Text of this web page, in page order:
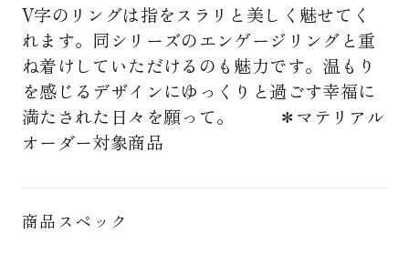
V字のリングは指をスラリと美しく魅せてく
れます。同シリーズのエンゲージリングと重
ね着けしていただけるのも魅力です。温もり
を感じるデザインにゆっくりと過ごす幸福に
満たされた日々を願って。 ＊マテリアル
オーダー対象商品
商品スペック